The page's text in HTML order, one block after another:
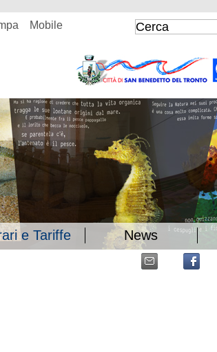
Mobile
e Tariffe News